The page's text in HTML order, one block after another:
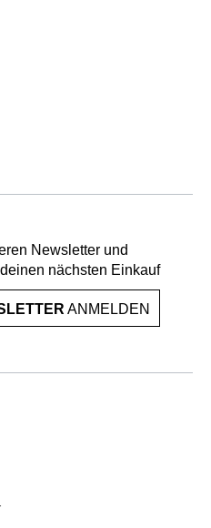
Newsletter und
nächsten Einkauf
ANMELDEN